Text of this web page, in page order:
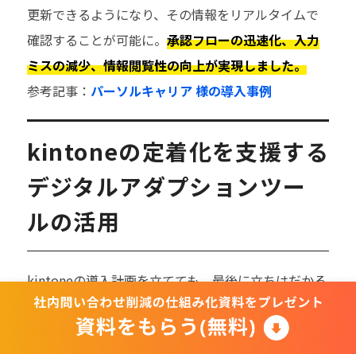
更新できるようになり、その情報をリアルタイムで
確認することが可能に。 承認フローの迅速化、入力
ミスの減少、情報閲覧性の向上が実現しました。
参考記事： パーソルキャリア 様の導入事例
kintoneの定着化を支援する
デジタルアダプションツー
ルの活用
kintoneの導入計画を立てても、最後に立ちはだかる
のは「日常的に使いこなせるか」という「定着化」
の課題です。